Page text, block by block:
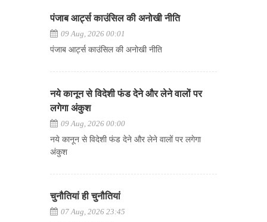
पंजाब आर्ट्स काउंसिल की अनोखी नीति
09 Aug, 2026 00:01
पंजाब आर्ट्स काउंसिल की अनोखी नीति
नये कानून से विदेशी फंड देने और लेने वालों पर
लगेगा अंकुश
09 Aug, 2026 00:00
नये कानून से विदेशी फंड देने और लेने वालों पर लगेगा
अंकुश
चुनौतियां ही चुनौतियां
07 Aug, 2026 23:45